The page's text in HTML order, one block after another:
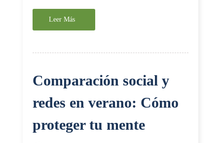
Leer Más
Comparación social y
redes en verano: Cómo
proteger tu mente